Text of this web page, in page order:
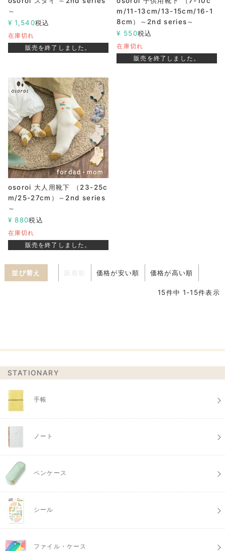
～
¥ 1,540税込
在庫切れ
販売を終了しました。
m/11-13cm/13-15cm/16-1
8cm）～2nd series～
¥ 550税込
在庫切れ
販売を終了しました。
osoroi 大人用靴下 （23-25c
m/25-27cm）～2nd series
～
¥ 880税込
在庫切れ
販売を終了しました。
並び替え 価格が安い順 価格が高い順
15件中 1-15件表示
STATIONARY
手帳
ノート
ペンケース
シール
ファイル・ケース